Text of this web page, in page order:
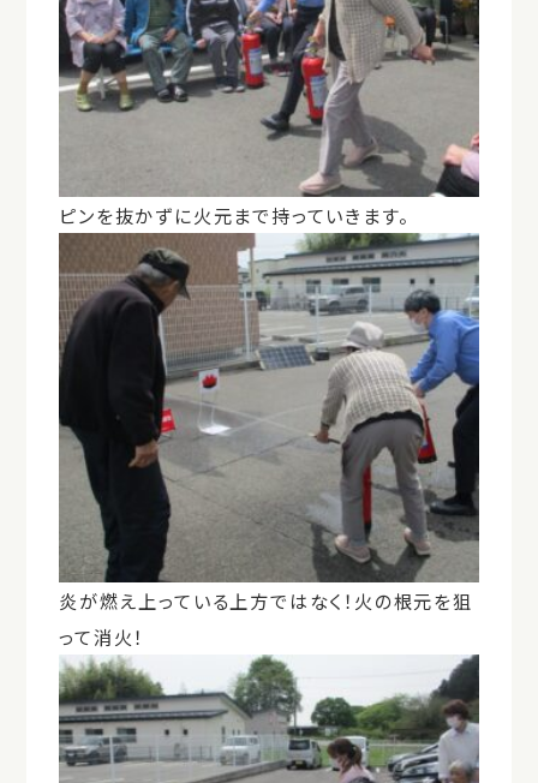
ピンを抜かずに火元まで持っていきます。
炎が燃え上っている上方ではなく！火の根元を狙
って消火！